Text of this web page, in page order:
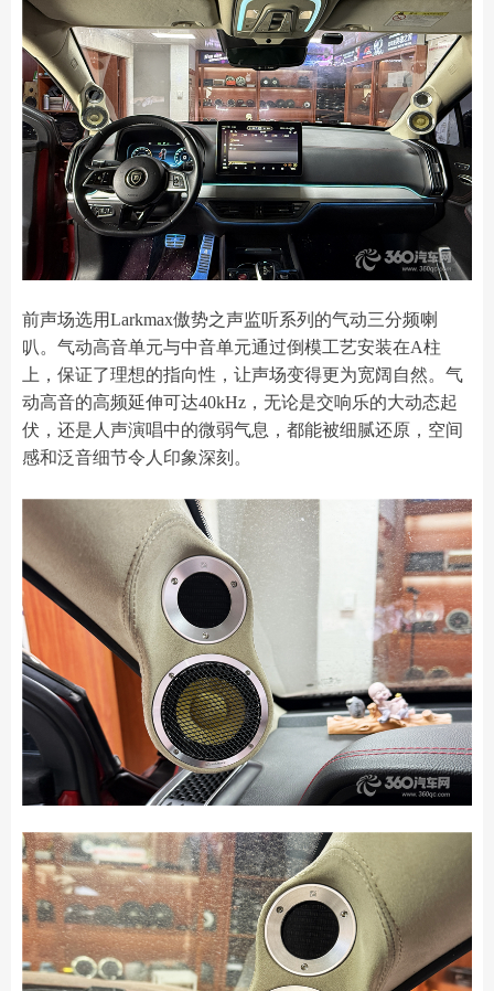
前声场选用Larkmax傲势之声监听系列的气动三分频喇
叭。气动高音单元与中音单元通过倒模工艺安装在A柱
上，保证了理想的指向性，让声场变得更为宽阔自然。气
动高音的高频延伸可达40kHz，无论是交响乐的大动态起
伏，还是人声演唱中的微弱气息，都能被细腻还原，空间
感和泛音细节令人印象深刻。